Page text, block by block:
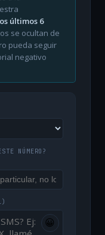
últimos 6
se ocultan de
pueda seguir
negativo
NÚMERO?
😀